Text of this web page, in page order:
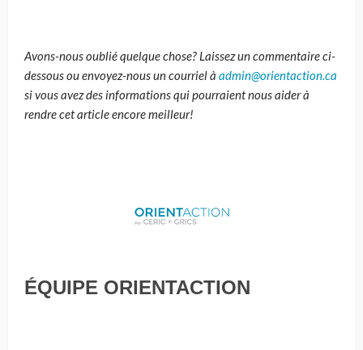
Avons-nous oublié quelque chose? Laissez un commentaire ci-
dessous ou envoyez-nous un courriel à admin@orientaction.ca
si vous avez des informations qui pourraient nous aider à
rendre cet article encore meilleur!
ÉQUIPE ORIENTACTION